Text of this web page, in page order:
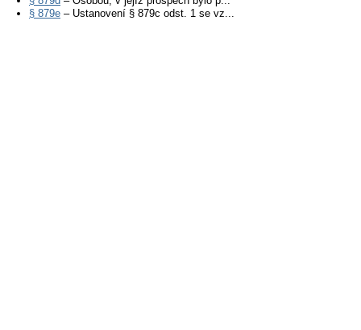
§ 879e – Ustanovení § 879c odst. 1 se vz...